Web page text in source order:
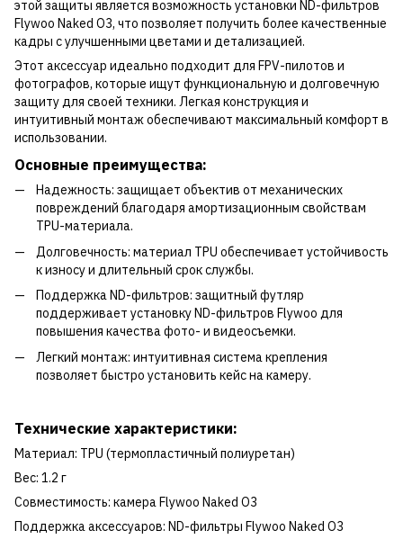
этой защиты является возможность установки ND-фильтров
Flywoo Naked O3, что позволяет получить более качественные
кадры с улучшенными цветами и детализацией.
Этот аксессуар идеально подходит для FPV-пилотов и
фотографов, которые ищут функциональную и долговечную
защиту для своей техники. Легкая конструкция и
интуитивный монтаж обеспечивают максимальный комфорт в
использовании.
Основные преимущества:
Надежность: защищает объектив от механических
повреждений благодаря амортизационным свойствам
TPU-материала.
Долговечность: материал TPU обеспечивает устойчивость
к износу и длительный срок службы.
Поддержка ND-фильтров: защитный футляр
поддерживает установку ND-фильтров Flywoo для
повышения качества фото- и видеосъемки.
Легкий монтаж: интуитивная система крепления
позволяет быстро установить кейс на камеру.
Технические характеристики:
Материал: TPU (термопластичный полиуретан)
Вес: 1.2 г
Совместимость: камера Flywoo Naked O3
Поддержка аксессуаров: ND-фильтры Flywoo Naked O3